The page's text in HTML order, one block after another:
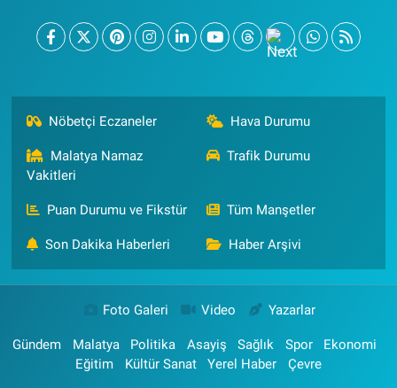
Nöbetçi Eczaneler Hava Durumu
Malatya Namaz
Vakitleri
Trafik Durumu
Puan Durumu ve Fikstür Tüm Manşetler
Son Dakika Haberleri Haber Arşivi
Foto Galeri Video Yazarlar
Gündem Malatya Politika Asayiş Sağlık Spor
Ekonomi
Eğitim
Kültür Sanat Yerel Haber Çevre